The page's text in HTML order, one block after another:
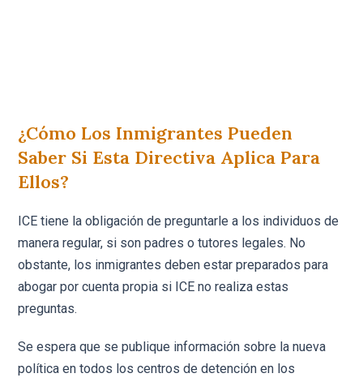
¿Cómo Los Inmigrantes Pueden
Saber Si Esta Directiva Aplica Para
Ellos?
ICE tiene la obligación de preguntarle a los individuos de
manera regular, si son padres o tutores legales. No
obstante, los inmigrantes deben estar preparados para
abogar por cuenta propia si ICE no realiza estas
preguntas.
Se espera que se publique información sobre la nueva
política en todos los centros de detención en los